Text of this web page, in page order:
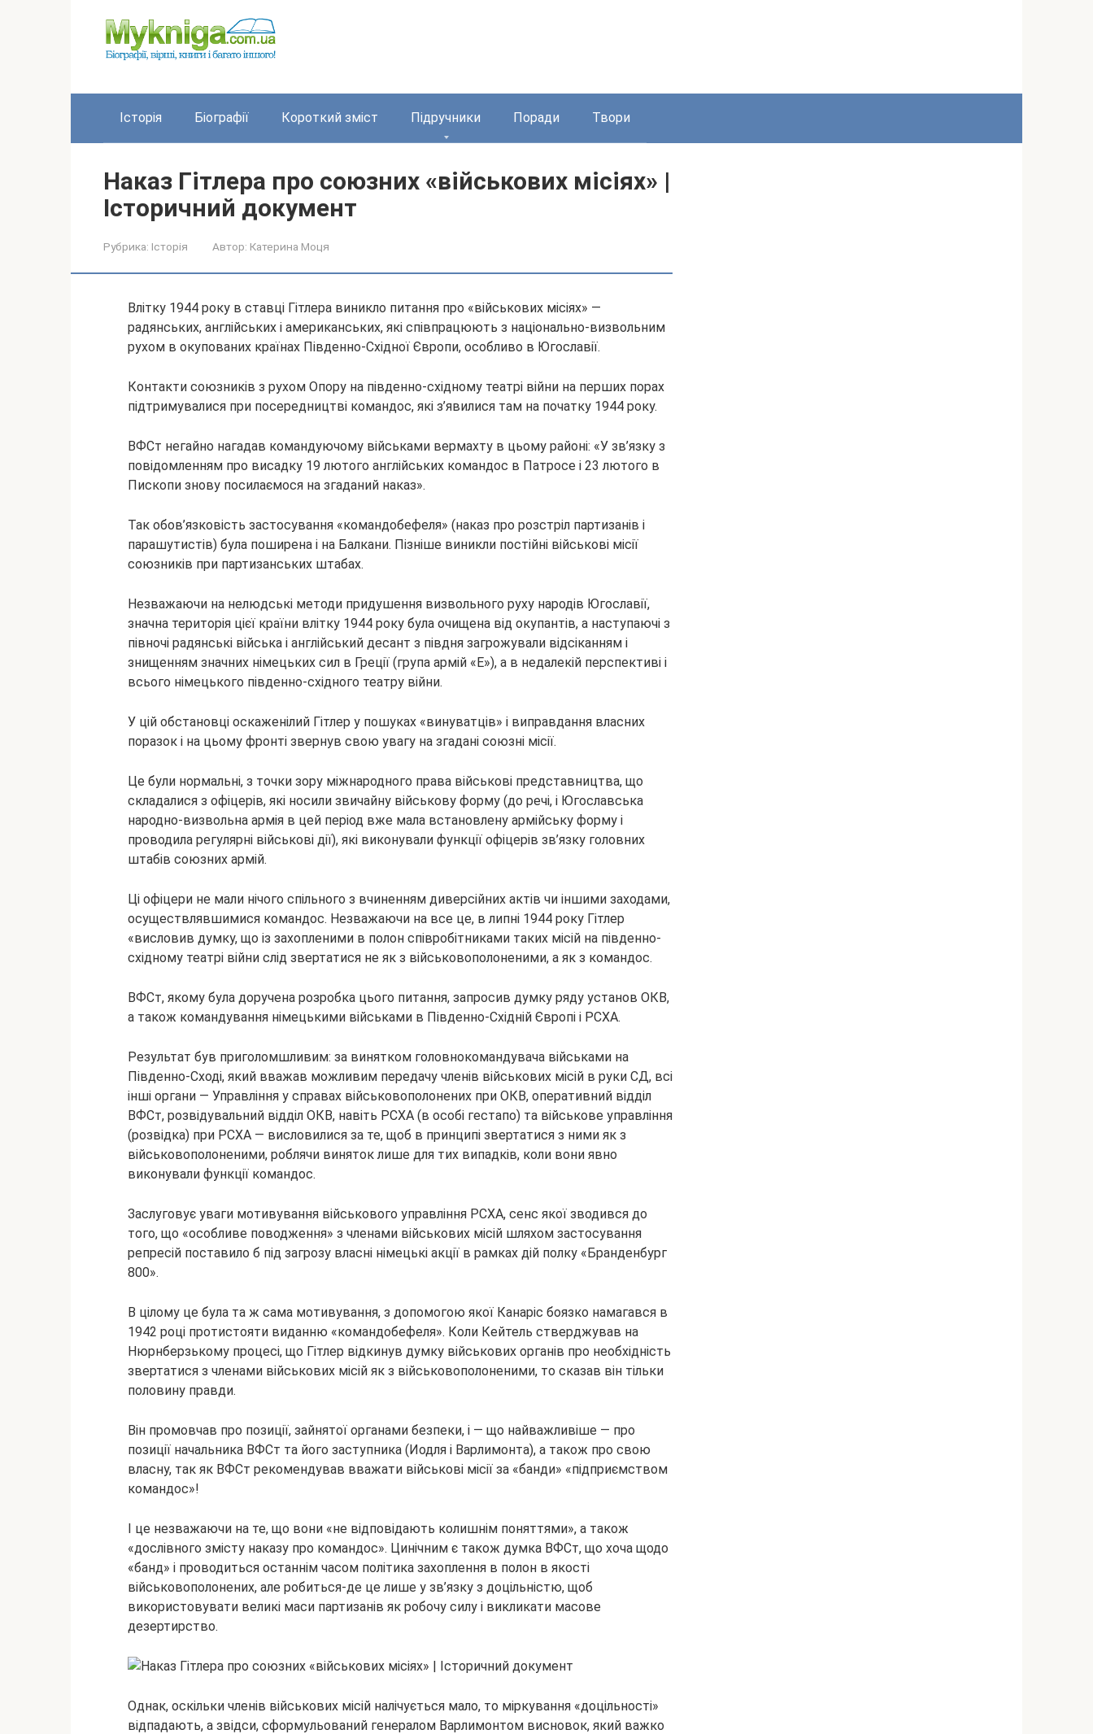
Історія Біографії Короткий зміст Підручники Поради Твори
Наказ Гітлера про союзних «військових місіях» |
Історичний документ
Рубрика: Історія Автор: Катерина Моця
Влітку 1944 року в ставці Гітлера виникло питання про «військових місіях» —
радянських, англійських і американських, які співпрацюють з національно-визвольним
рухом в окупованих країнах Південно-Східної Європи, особливо в Югославії.
Контакти союзників з рухом Опору на південно-східному театрі війни на перших порах
підтримувалися при посередництві командос, які з’явилися там на початку 1944 року.
ВФСт негайно нагадав командуючому військами вермахту в цьому районі: «У зв’язку з
повідомленням про висадку 19 лютого англійських командос в Патросе і 23 лютого в
Пископи знову посилаємося на згаданий наказ».
Так обов’язковість застосування «командобефеля» (наказ про розстріл партизанів і
парашутистів) була поширена і на Балкани. Пізніше виникли постійні військові місії
союзників при партизанських штабах.
Незважаючи на нелюдські методи придушення визвольного руху народів Югославії,
значна територія цієї країни влітку 1944 року була очищена від окупантів, а наступаючі з
півночі радянські війська і англійський десант з півдня загрожували відсіканням і
знищенням значних німецьких сил в Греції (група армій «Е»), а в недалекій перспективі і
всього німецького південно-східного театру війни.
У цій обстановці оскаженілий Гітлер у пошуках «винуватців» і виправдання власних
поразок і на цьому фронті звернув свою увагу на згадані союзні місії.
Це були нормальні, з точки зору міжнародного права військові представництва, що
складалися з офіцерів, які носили звичайну військову форму (до речі, і Югославська
народно-визвольна армія в цей період вже мала встановлену армійську форму і
проводила регулярні військові дії), які виконували функції офіцерів зв’язку головних
штабів союзних армій.
Ці офіцери не мали нічого спільного з вчиненням диверсійних актів чи іншими заходами,
осуществлявшимися командос. Незважаючи на все це, в липні 1944 року Гітлер
«висловив думку, що із захопленими в полон співробітниками таких місій на південно-
східному театрі війни слід звертатися не як з військовополоненими, а як з командос.
ВФСт, якому була доручена розробка цього питання, запросив думку ряду установ ОКВ,
а також командування німецькими військами в Південно-Східній Європі і РСХА.
Результат був приголомшливим: за винятком головнокомандувача військами на
Південно-Сході, який вважав можливим передачу членів військових місій в руки СД, всі
інші органи — Управління у справах військовополонених при ОКВ, оперативний відділ
ВФСт, розвідувальний відділ ОКВ, навіть РСХА (в особі гестапо) та військове управління
(розвідка) при РСХА — висловилися за те, щоб в принципі звертатися з ними як з
військовополоненими, роблячи виняток лише для тих випадків, коли вони явно
виконували функції командос.
Заслуговує уваги мотивування військового управління РСХА, сенс якої зводився до
того, що «особливе поводження» з членами військових місій шляхом застосування
репресій поставило б під загрозу власні німецькі акції в рамках дій полку «Бранденбург
800».
В цілому це була та ж сама мотивування, з допомогою якої Канаріс боязко намагався в
1942 році протистояти виданню «командобефеля». Коли Кейтель стверджував на
Нюрнберзькому процесі, що Гітлер відкинув думку військових органів про необхідність
звертатися з членами військових місій як з військовополоненими, то сказав він тільки
половину правди.
Він промовчав про позиції, зайнятої органами безпеки, і — що найважливіше — про
позиції начальника ВФСт та його заступника (Иодля і Варлимонта), а також про свою
власну, так як ВФСт рекомендував вважати військові місії за «банди» «підприємством
командос»!
І це незважаючи на те, що вони «не відповідають колишнім поняттями», а також
«дослівного змісту наказу про командос». Цинічним є також думка ВФСт, що хоча щодо
«банд» і проводиться останнім часом політика захоплення в полон в якості
військовополонених, але робиться-де це лише у зв’язку з доцільністю, щоб
використовувати великі маси партизанів як робочу силу і викликати масове
дезертирство.
Однак, оскільки членів військових місій налічується мало, то міркування «доцільності»
відпадають, а звідси, сформульований генералом Варлимонтом висновок, який важко